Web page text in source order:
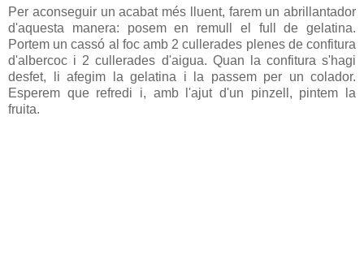
Per aconseguir un acabat més lluent, farem un abrillantador
d'aquesta manera: posem en remull el full de gelatina.
Portem un cassó al foc amb 2 cullerades plenes de confitura
d'albercoc i 2 cullerades d'aigua. Quan la confitura s'hagi
desfet, li afegim la gelatina i la passem per un colador.
Esperem que refredi i, amb l'ajut d'un pinzell, pintem la
fruita.